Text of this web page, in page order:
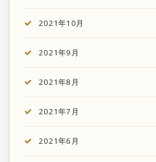
2021年10月
2021年9月
2021年8月
2021年7月
2021年6月